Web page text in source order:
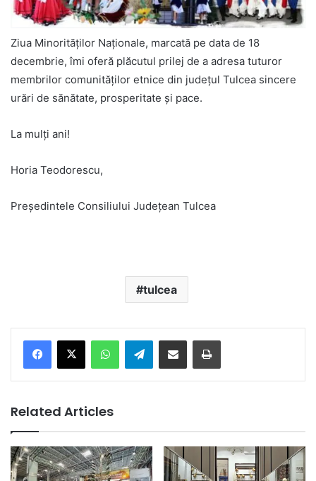
Ziua Minorităților Naționale, marcată pe data de 18
decembrie, îmi oferă plăcutul prilej de a adresa tuturor
membrilor comunităților etnice din județul Tulcea sincere
urări de sănătate, prosperitate și pace.
La mulți ani!
Horia Teodorescu,
Președintele Consiliului Județean Tulcea
tulcea
Telegram
Related Articles